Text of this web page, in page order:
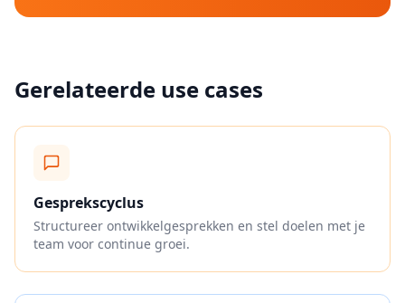
Gerelateerde use cases
Gesprekscyclus
Structureer ontwikkelgesprekken en stel doelen met je
team voor continue groei.